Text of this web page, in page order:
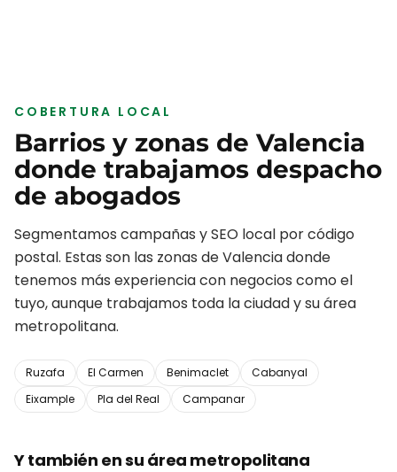
COBERTURA LOCAL
Barrios y zonas de Valencia
donde trabajamos despacho
de abogados
Segmentamos campañas y SEO local por código
postal. Estas son las zonas deValenciadonde
tenemos más experiencia con negocios como el
tuyo, aunque trabajamos toda la ciudad y su área
metropolitana.
Ruzafa El Carmen Benimaclet
Cabanyal
Eixample
Pla del Real Campanar
Y también en su área metropolitana